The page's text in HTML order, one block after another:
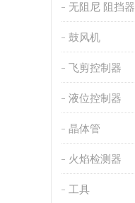
无阻尼 阻挡器
鼓风机
飞剪控制器
液位控制器
晶体管
火焰检测器
工具